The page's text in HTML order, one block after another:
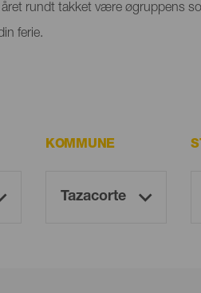
rundt takket være øgruppens
ferie.
KOMMUNE